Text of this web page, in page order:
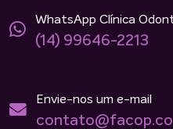
WhatsApp Clínica
(14) 99646-2213
Envie-nos um e-mail